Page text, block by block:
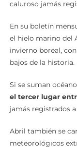
caluroso jamás
En su boletín
el hielo marino del
invierno boreal,
bajos de la historia.
Si se suman
el tercer lugar
jamás registrados
Abril también se
meteorológicos